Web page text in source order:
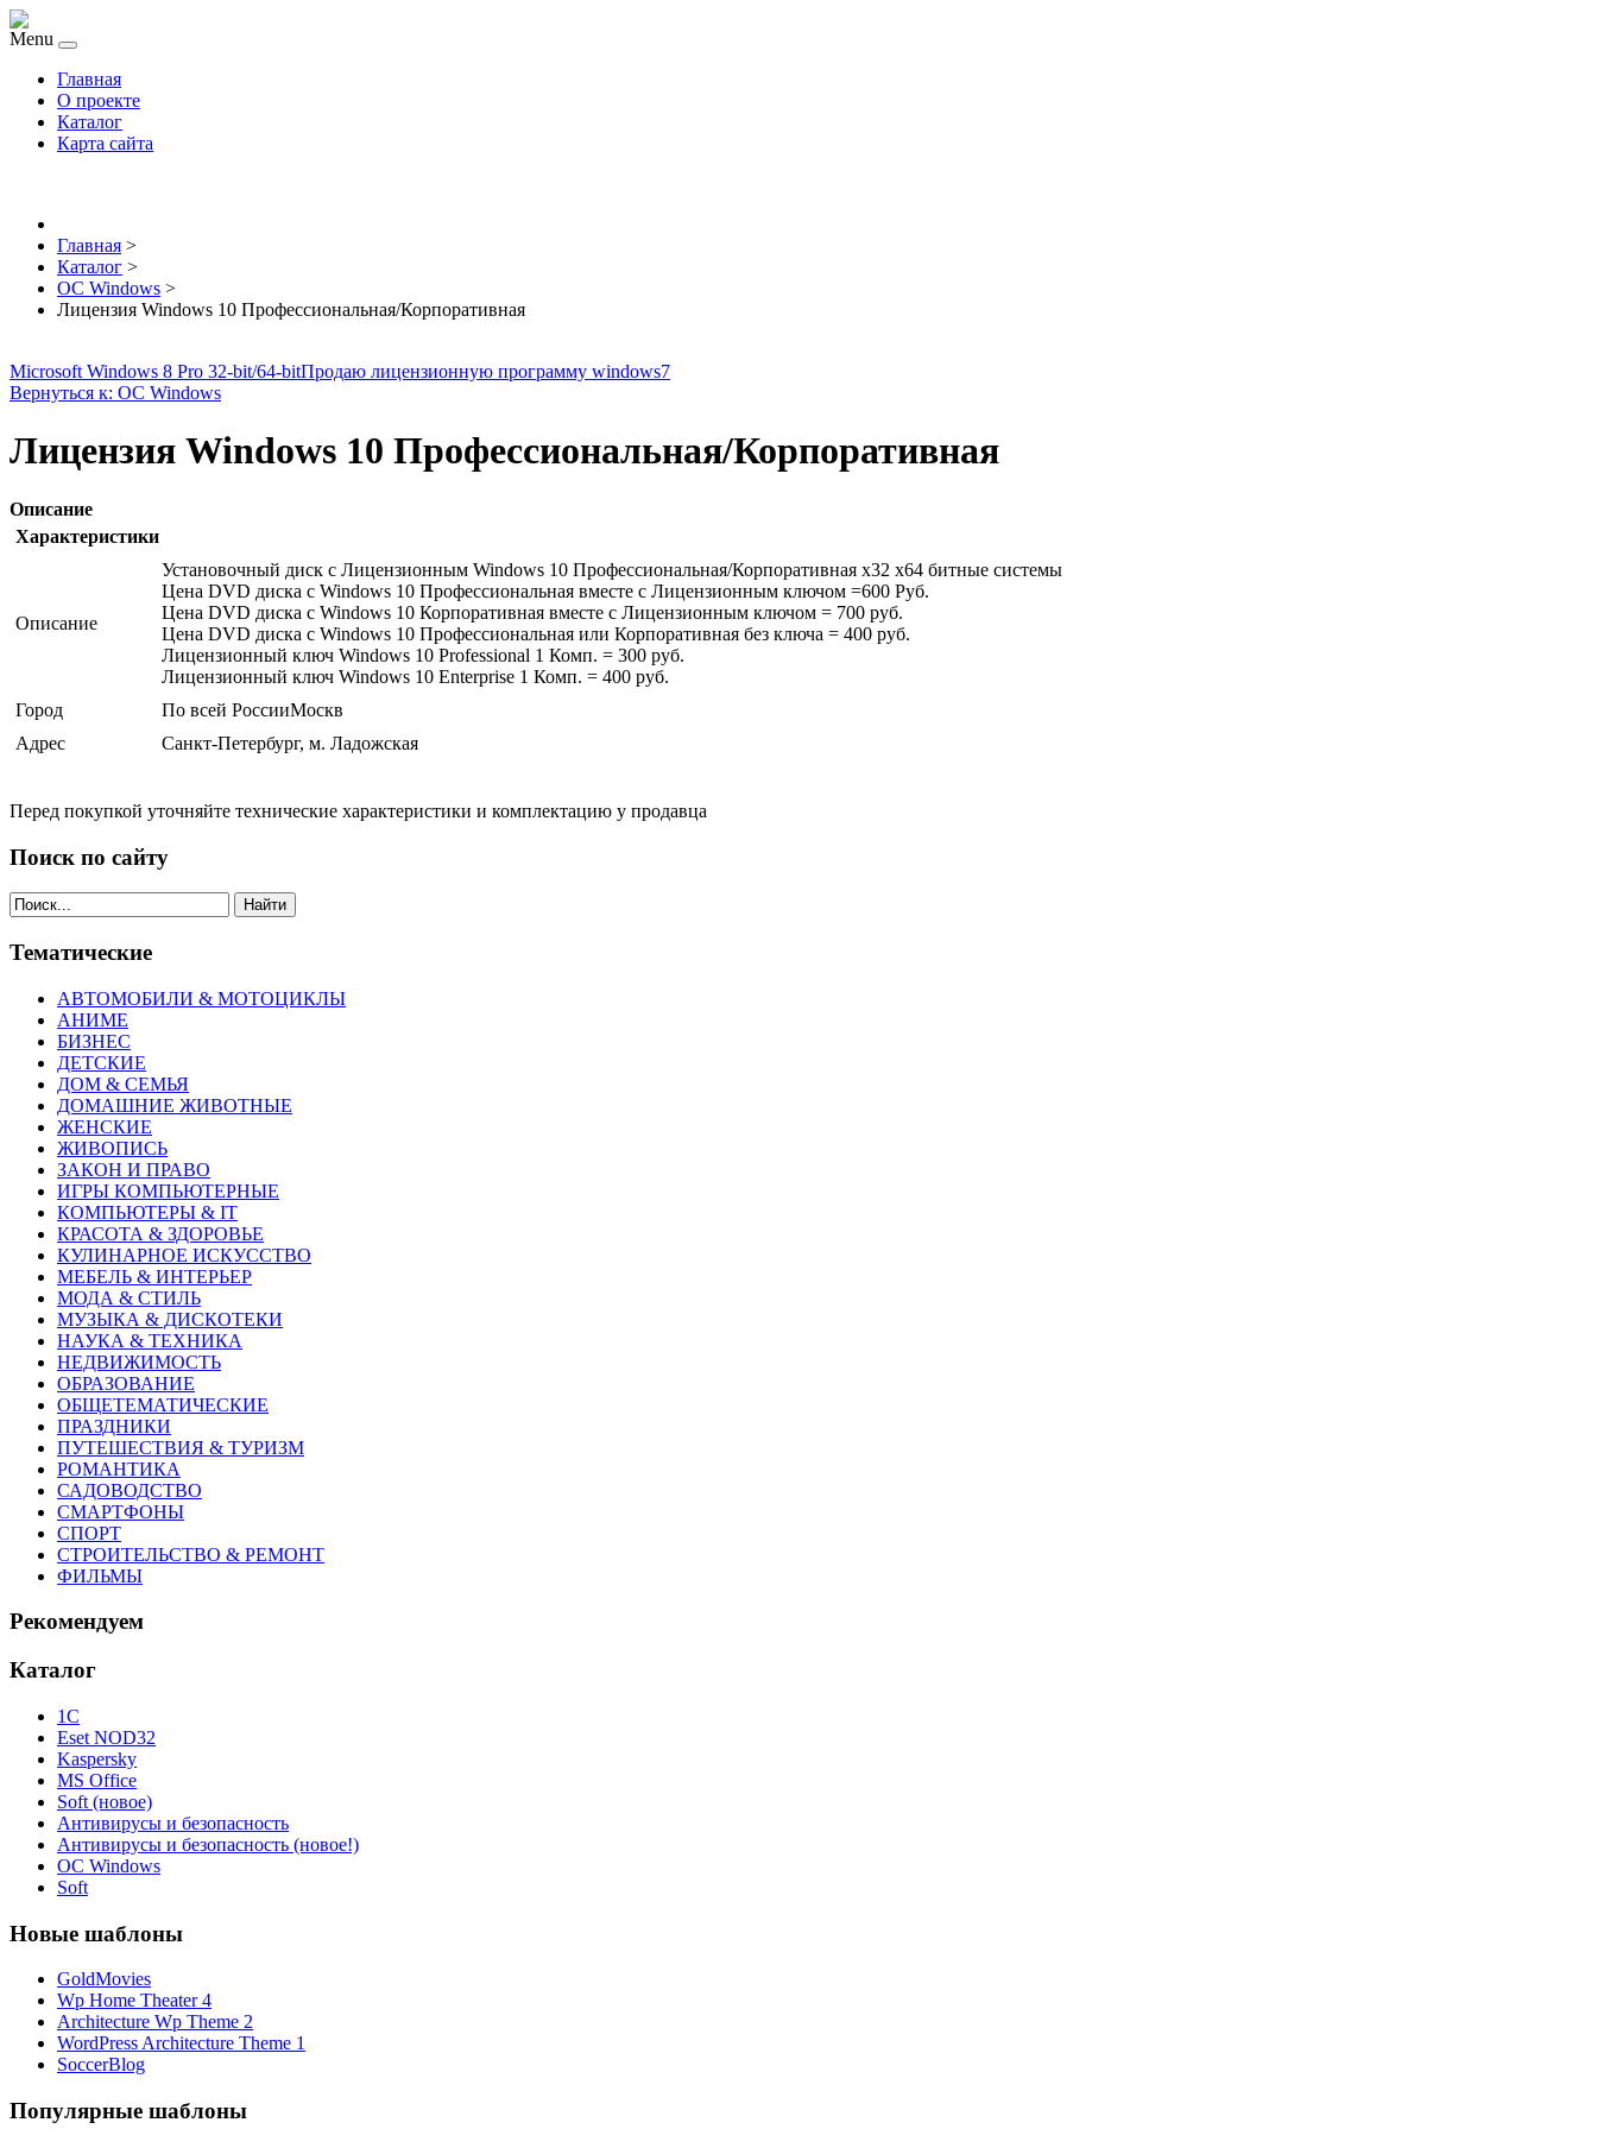
Menu
Главная
О проекте
Каталог
Карта сайта
Главная >
Каталог >
ОС Windows >
Лицензия Windows 10 Профессиональная/Корпоративная
Microsoft Windows 8 Pro 32-bit/64-bitПродаю лицензионную программу windows7
Вернуться к: ОС Windows
Лицензия Windows 10 Профессиональная/Корпоративная
Описание
Характеристики
Описание
Установочный диск с Лицензионным Windows 10 Профессиональная/Корпоративная x32 x64 битные системы
Цена DVD диска с Windows 10 Профессиональная вместе с Лицензионным ключом =600 Руб.
Цена DVD диска с Windows 10 Корпоративная вместе с Лицензионным ключом = 700 руб.
Цена DVD диска с Windows 10 Профессиональная или Корпоративная без ключа = 400 руб.
Лицензионный ключ Windows 10 Professional 1 Комп. = 300 руб.
Лицензионный ключ Windows 10 Enterprise 1 Комп. = 400 руб.
Город
По всей РоссииМоскв
Адрес
Санкт-Петербург, м. Ладожская
Перед покупкой уточняйте технические характеристики и комплектацию у продавца
Поиск по сайту
Найти
Тематические
АВТОМОБИЛИ & МОТОЦИКЛЫ
АНИМЕ
БИЗНЕС
ДЕТСКИЕ
ДОМ & СЕМЬЯ
ДОМАШНИЕ ЖИВОТНЫЕ
ЖЕНСКИЕ
ЖИВОПИСЬ
ЗАКОН И ПРАВО
ИГРЫ КОМПЬЮТЕРНЫЕ
КОМПЬЮТЕРЫ & IT
КРАСОТА & ЗДОРОВЬЕ
КУЛИНАРНОЕ ИСКУССТВО
МЕБЕЛЬ & ИНТЕРЬЕР
МОДА & СТИЛЬ
МУЗЫКА & ДИСКОТЕКИ
НАУКА & ТЕХНИКА
НЕДВИЖИМОСТЬ
ОБРАЗОВАНИЕ
ОБЩЕТЕМАТИЧЕСКИЕ
ПРАЗДНИКИ
ПУТЕШЕСТВИЯ & ТУРИЗМ
РОМАНТИКА
САДОВОДСТВО
СМАРТФОНЫ
СПОРТ
СТРОИТЕЛЬСТВО & РЕМОНТ
ФИЛЬМЫ
Рекомендуем
Каталог
1С
Eset NOD32
Kaspersky
MS Office
Soft (новое)
Антивирусы и безопасность
Антивирусы и безопасность (новое!)
ОС Windows
Soft
Новые шаблоны
GoldMovies
Wp Home Theater 4
Architecture Wp Theme 2
WordPress Architecture Theme 1
SoccerBlog
Популярные шаблоны